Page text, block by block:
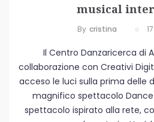
musical
By Cristina
Il Centro Danzaricerca di
collaborazione con Creativi
acceso le luci sulla prima delle
magnifico spettacolo Dance
spettacolo ispirato alla rete,